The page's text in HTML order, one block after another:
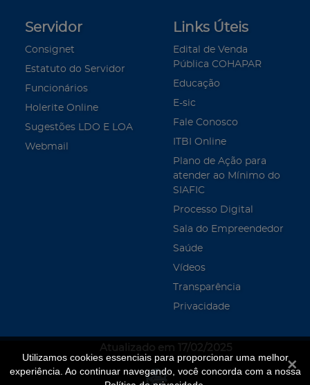
Utilizamos cookies essenciais para proporcionar uma melhor
experiência. Ao continuar navegando, você concorda com a nossa
Servidor
Consignet
Estatuto do Servidor
Funcionários
Holerite Online
Sugestões LDO E LOA
Webmail
Links Úteis
Edital de Venda
Pública COHAPAR
Educação
E-sic
Fale Conosco
ITBI Online
Plano de Ação para
atender ao Mínimo do
SIAFIC
Processo Digital
Sala do Empreendedor
Saúde
Vídeos
Transparência
Privacidade
Atualizado em 17/02/2025